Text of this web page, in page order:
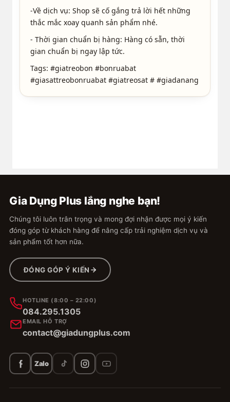
-Về dịch vụ: Shop sẽ cố gắng trả lời hết những
thắc mắc xoay quanh sản phẩm nhé.
- Thời gian chuẩn bị hàng: Hàng có sẵn, thời
gian chuẩn bị ngay lập tức.
Tags: #giatreobon #bonruabat
#giasattreobonruabat #giatreosat # #giadanang
Gia Dụng Plus lắng nghe bạn!
Chúng tôi luôn trân trọng và mong đợi nhận được mọi ý kiến
đóng góp từ khách hàng để nâng cấp trải nghiệm dịch vụ và
sản phẩm tốt hơn nữa.
ĐÓNG GÓP Ý KIẾN
HOTLINE (8:00 – 22:00)
084.295.1305
EMAIL HỖ TRỢ
contact@giadungplus.com
Zalo